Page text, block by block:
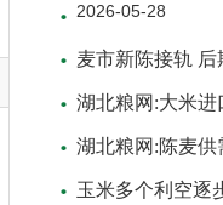
2026-05-28
麦市新陈接轨
湖北粮网:大米
湖北粮网:陈麦
玉米多个利空逐